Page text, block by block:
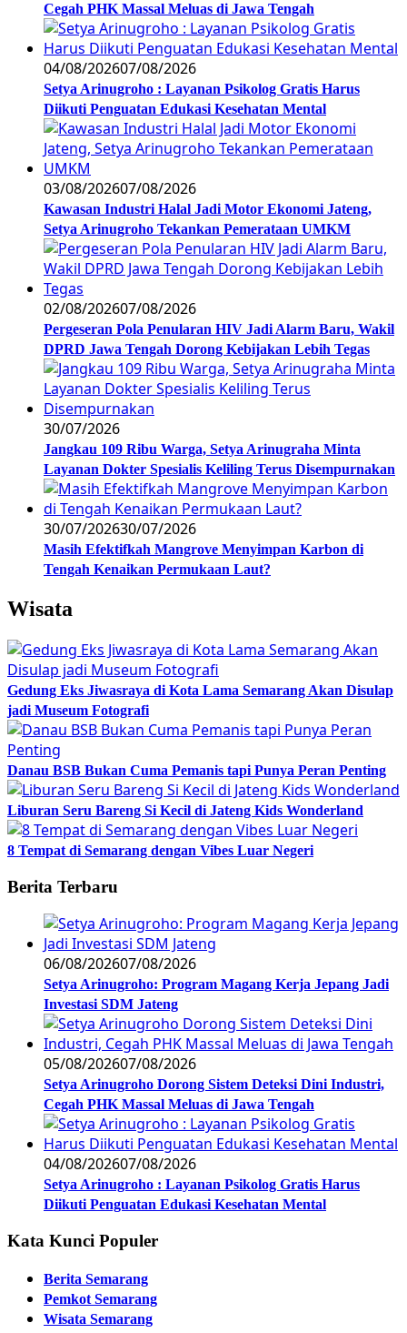
Cegah PHK Massal Meluas di Jawa Tengah
04/08/202607/08/2026
Setya Arinugroho : Layanan Psikolog Gratis Harus
Diikuti Penguatan Edukasi Kesehatan Mental
03/08/202607/08/2026
Kawasan Industri Halal Jadi Motor Ekonomi Jateng,
Setya Arinugroho Tekankan Pemerataan UMKM
02/08/202607/08/2026
Pergeseran Pola Penularan HIV Jadi Alarm Baru, Wakil
DPRD Jawa Tengah Dorong Kebijakan Lebih Tegas
30/07/2026
Jangkau 109 Ribu Warga, Setya Arinugraha Minta
Layanan Dokter Spesialis Keliling Terus Disempurnakan
30/07/202630/07/2026
Masih Efektifkah Mangrove Menyimpan Karbon di
Tengah Kenaikan Permukaan Laut?
Wisata
Gedung Eks Jiwasraya di Kota Lama Semarang Akan Disulap
jadi Museum Fotografi
Danau BSB Bukan Cuma Pemanis tapi Punya Peran Penting
Liburan Seru Bareng Si Kecil di Jateng Kids Wonderland
8 Tempat di Semarang dengan Vibes Luar Negeri
Berita Terbaru
06/08/202607/08/2026
Setya Arinugroho: Program Magang Kerja Jepang Jadi
Investasi SDM Jateng
05/08/202607/08/2026
Setya Arinugroho Dorong Sistem Deteksi Dini Industri,
Cegah PHK Massal Meluas di Jawa Tengah
04/08/202607/08/2026
Setya Arinugroho : Layanan Psikolog Gratis Harus
Diikuti Penguatan Edukasi Kesehatan Mental
Kata Kunci Populer
Berita Semarang
Pemkot Semarang
Wisata Semarang